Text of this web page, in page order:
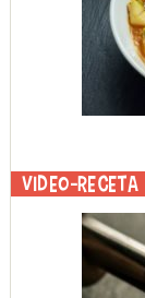
Video-receta